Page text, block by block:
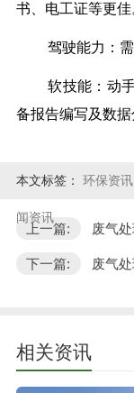
书、电工证等更佳
驾驶能力：
软技能：动
备报告编写及数据
本文标签： 环保资
闻资讯
上一篇: 废气
下一篇: 废气
相关资讯